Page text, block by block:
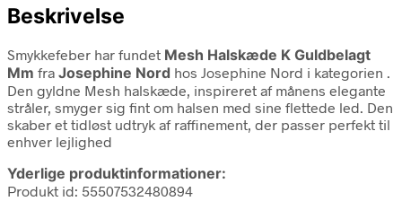
Beskrivelse
Smykkefeber har fundet Mesh Halskæde K Guldbelagt
Mm fra Josephine Nord hos Josephine Nord i kategorien .
Den gyldne Mesh halskæde, inspireret af månens elegante
stråler, smyger sig fint om halsen med sine flettede led. Den
skaber et tidløst udtryk af raffinement, der passer perfekt til
enhver lejlighed
Yderlige produktinformationer:
Produkt id: 55507532480894